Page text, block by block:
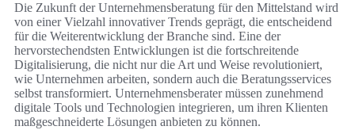
Die Zukunft der Unternehmensberatung für den Mittelstand wird
von einer Vielzahl innovativer Trends geprägt, die entscheidend
für die Weiterentwicklung der Branche sind. Eine der
hervorstechendsten Entwicklungen ist die fortschreitende
Digitalisierung, die nicht nur die Art und Weise revolutioniert,
wie Unternehmen arbeiten, sondern auch die Beratungsservices
selbst transformiert. Unternehmensberater müssen zunehmend
digitale Tools und Technologien integrieren, um ihren Klienten
maßgeschneiderte Lösungen anbieten zu können.